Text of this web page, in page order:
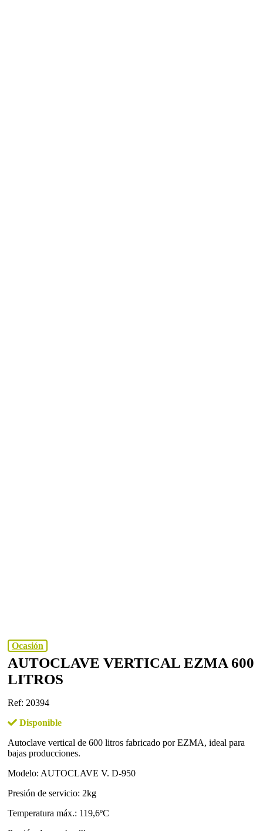
Ocasión
AUTOCLAVE VERTICAL EZMA 600
LITROS
Ref: 20394
Disponible
Autoclave vertical de 600 litros fabricado por EZMA, ideal para
bajas producciones.
Modelo: AUTOCLAVE V. D-950
Presión de servicio: 2kg
Temperatura máx.: 119,6ºC